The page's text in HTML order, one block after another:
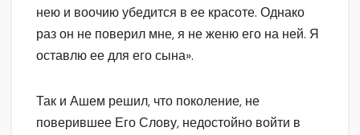
нею и воочию убедится в ее красоте. Однако
раз он не поверил мне, я не женю его на ней. Я
оставлю ее для его сына».
Так и Ашем решил, что поколение, не
поверившее Его Слову, недостойно войти в